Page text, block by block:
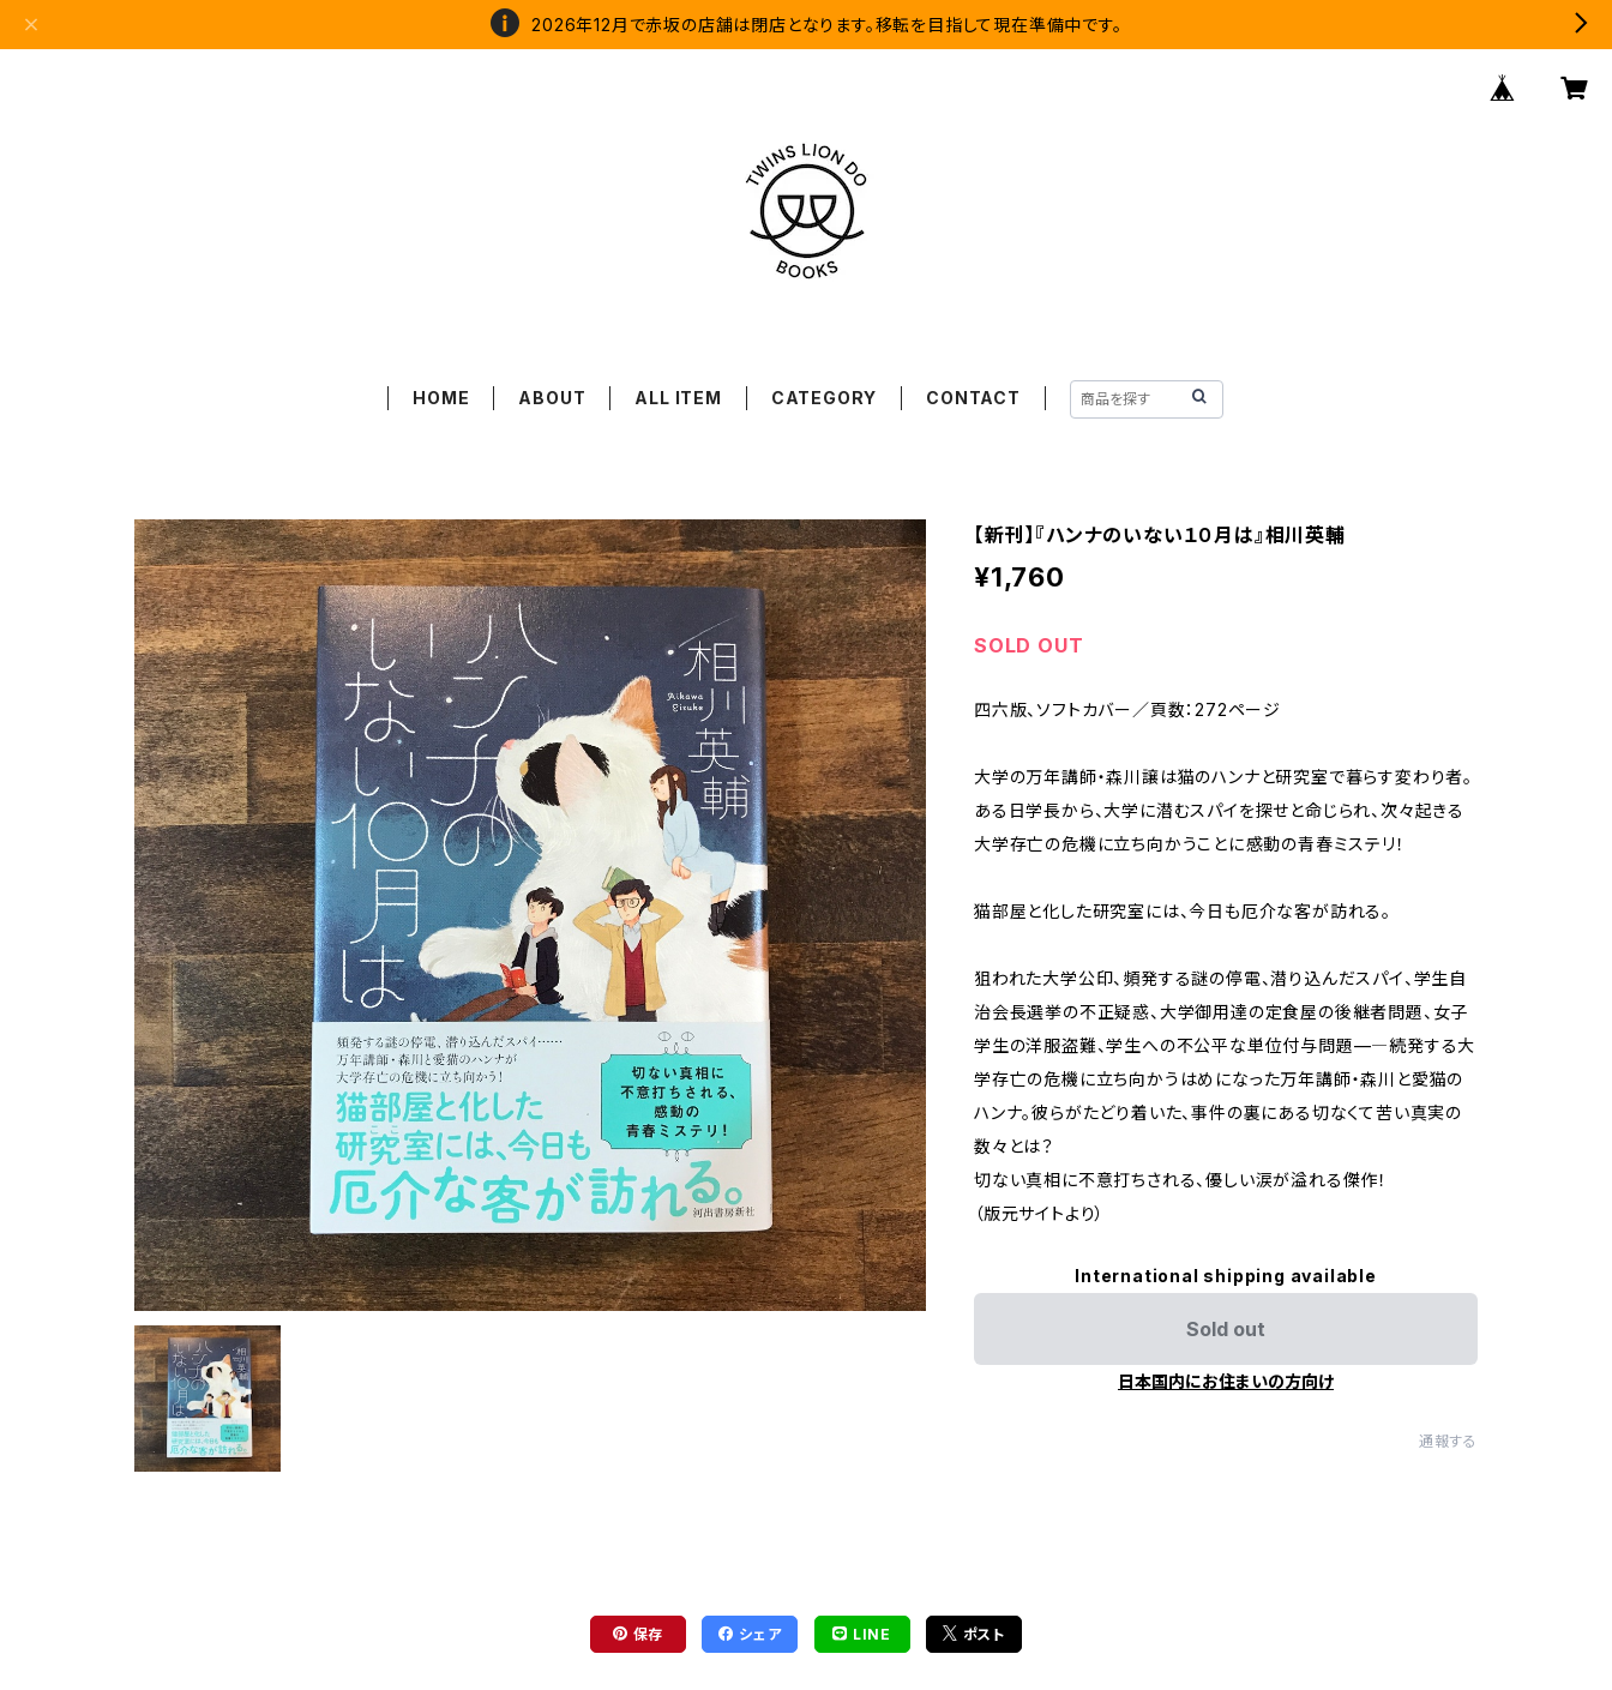
2026年12月で赤坂の店舗は閉店となります。移転を目指して現在準備中です。
HOME ABOUT ALL ITEM CATEGORY CONTACT
【新刊】『ハンナのいない１０月は』相川英輔
¥1,760
SOLD OUT
四六版、ソフトカバー／頁数：272ページ
大学の万年講師・森川譲は猫のハンナと研究室で暮らす変わり者。
ある日学長から、大学に潜むスパイを探せと命じられ、次々起きる
大学存亡の危機に立ち向かうことに――感動の青春ミステリ！
猫部屋と化した研究室には、今日も厄介な客が訪れる。
狙われた大学公印、頻発する謎の停電、潜り込んだスパイ、学生自
治会長選挙の不正疑惑、大学御用達の定食屋の後継者問題、女子
学生の洋服盗難、学生への不公平な単位付与問題—―続発する大
学存亡の危機に立ち向かうはめになった万年講師・森川と愛猫の
ハンナ。彼らがたどり着いた、事件の裏にある切なくて苦い真実の
数々とは？
切ない真相に不意打ちされる、優しい涙が溢れる傑作！
（版元サイトより）
International shipping available
Sold out
日本国内にお住まいの方向け
通報する
保存 シェア LINE ポスト